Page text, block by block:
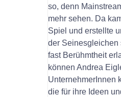
so, denn
mehr sehen. Da
Spiel und erstellte
der Seinesgleichen
fast Berühmtheit
können Andrea
UnternehmerInnen
die für ihre Ideen